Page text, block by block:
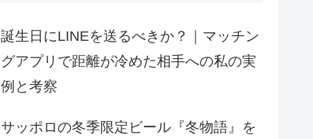
誕生日にLINEを送るべきか？｜マッチン
グアプリで距離が冷めた相手への私の実
例と考察
サッポロの冬季限定ビール『冬物語』を